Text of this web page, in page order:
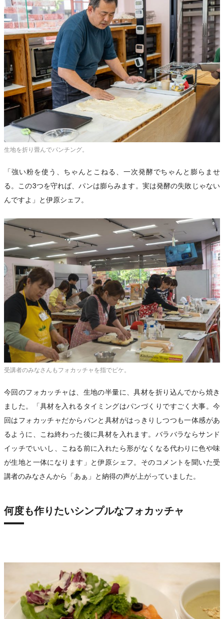
生地を折り畳んでパンチング。
「強い粉を使う、ちゃんとこねる、一次発酵でちゃんと膨らませ
る。この3つを守れば、パンは膨らみます。実は発酵の失敗じゃない
んですよ」と伊原シェフ。
受講者のみなさんもフォカッチャを指でピケ。
今回のフォカッチャは、生地の半量に、具材を折り込んでから焼き
ました。「具材を入れるタイミングはパンづくりですごく大事。今
回はフォカッチャだからパンと具材がはっきりしつつも一体感があ
るように、こね終わった後に具材を入れます。バラバラならサンド
イッチでいいし、こねる前に入れたら形がなくなる代わりに色や味
が生地と一体になります」と伊原シェフ。そのコメントを聞いた受
講者のみなさんから「あぁ」と納得の声が上がっていました。
何度も作りたいシンプルなフォカッチャ